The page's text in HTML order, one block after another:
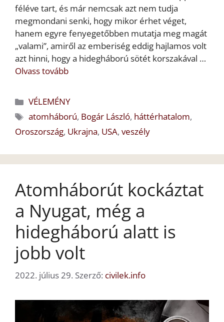
féléve tart, és már nemcsak azt nem tudja
megmondani senki, hogy mikor érhet véget,
hanem egyre fenyegetőbben mutatja meg magát
„valami”, amiről az emberiség eddig hajlamos volt
azt hinni, hogy a hidegháború sötét korszakával …
Olvass tovább
Kategória
VÉLEMÉNY
Címkék
atomháború, Bogár László, háttérhatalom,
Oroszország, Ukrajna, USA, veszély
Atomháborút kockáztat
a Nyugat, még a
hidegháború alatt is
jobb volt
2022. július 29. Szerző: civilek.info